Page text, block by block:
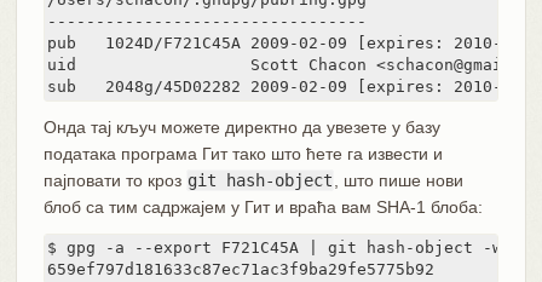
---------------------------------
pub   1024D/F721C45A 2009-02-09 [expires: 2010-02-
uid                  Scott Chacon
sub   2048g/45D02282 2009-02-09 [expires: 2010-02-
Онда тај кључ можете директно да увезете у базу
података програма Гит тако што ћете га извести и
пајповати то кроз git hash-object, што пише нови
блоб са тим садржајем у Гит и враћа вам SHA-1 блоба:
$ gpg -a --export F721C45A | git hash-object -w --
659ef797d181633c87ec71ac3f9ba29fe5775b92